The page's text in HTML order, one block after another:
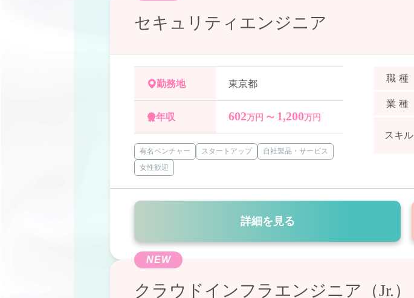
セキュリティエンジニア
勤務地 東京都
年収 602万円 〜 1,200万円
有名ベンチャー スタートアップ
自社製品・サービス
女性歓迎
職種
業種
スキル
詳細を見る
NEW
クラウドインフラエンジニア（Jr.）